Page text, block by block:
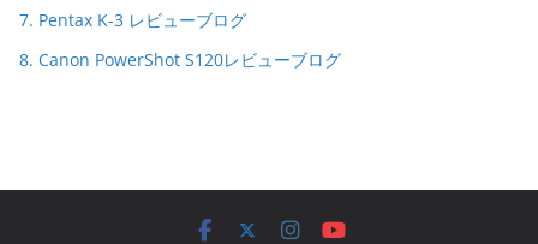
7. Pentax K-3 レビューブログ
8. Canon PowerShot S120レビューブログ